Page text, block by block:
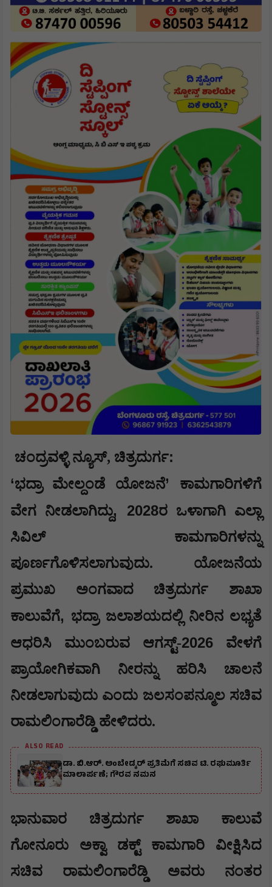
ಚಂದ್ರವಳ್ಳಿ ನ್ಯೂಸ್, ಚಿತ್ರದುರ್ಗ:
‘ಭದ್ರಾ ಮೇಲ್ದಂಡೆ ಯೋಜನೆ’ ಕಾಮಗಾರಿಗಳಿಗೆ
ವೇಗ ನೀಡಲಾಗಿದ್ದು, 2028ರ ಒಳಾಗಾಗಿ ಎಲ್ಲಾ
ಸಿವಿಲ್ ಕಾಮಗಾರಿಗಳನ್ನು
ಪೂರ್ಣಗೊಳಿಸಲಾಗುವುದು. ಯೋಜನೆಯ
ಪ್ರಮುಖ ಅಂಗವಾದ ಚಿತ್ರದುರ್ಗ ಶಾಖಾ
ಕಾಲುವೆಗೆ, ಭದ್ರಾ ಜಲಾಶಯದಲ್ಲಿ ನೀರಿನ ಲಭ್ಯತೆ
ಆಧರಿಸಿ ಮುಂಬರುವ ಆಗಸ್ಟ್-2026 ವೇಳಗೆ
ಪ್ರಾಯೋಗಿಕವಾಗಿ ನೀರನ್ನು ಹರಿಸಿ ಚಾಲನೆ
ನೀಡಲಾಗುವುದು ಎಂದು ಜಲಸಂಪನ್ಮೂಲ ಸಚಿವ
ರಾಮಲಿಂಗಾರೆಡ್ಡಿ ಹೇಳಿದರು.
ALSO READ
ಡಾ. ಬಿ.ಆರ್. ಅಂಬೇಡ್ಕರ್ ಪ್ರತಿಮೆಗೆ ಸಚಿವ ಟಿ. ರಘುಮೂರ್ತಿ
ಮಾಲಾರ್ಪಣೆ; ಗೌರವ ನಮನ
ಭಾನುವಾರ ಚಿತ್ರದುರ್ಗ ಶಾಖಾ ಕಾಲುವೆ
ಗೋನೂರು ಅಕ್ವಾ ಡಕ್ಟ್ ಕಾಮಗಾರಿ ವೀಕ್ಷಿಸಿದ
ಸಚಿವ ರಾಮಲಿಂಗಾರೆಡ್ಡಿ ಅವರು ನಂತರ